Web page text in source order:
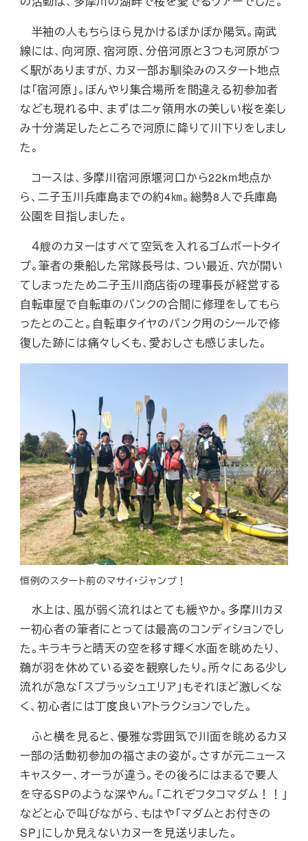
半袖の人もちらほら見かけるぽかぽか陽気。南武
線には、向河原、宿河原、分倍河原と３つも河原がつ
く駅がありますが、カヌー部お馴染みのスタート地点
は「宿河原」。ぼんやり集合場所を間違える初参加者
なども現れる中、まずは二ヶ領用水の美しい桜を楽し
み十分満足したところで河原に降りて川下りをしまし
た。
コースは、多摩川宿河原堰河口から22km地点か
ら、二子玉川兵庫島までの約4㎞。総勢8人で兵庫島
公園を目指しました。
４艘のカヌーはすべて空気を入れるゴムボートタイ
プ。筆者の乗船した常隊長号は、つい最近、穴が開い
てしまったため二子玉川商店街の理事長が経営する
自転車屋で自転車のパンクの合間に修理をしてもら
ったとのこと。自転車タイヤのパンク用のシールで修
復した跡には痛々しくも、愛おしさも感じました。
恒例のスタート前のマサイ・ジャンプ！
水上は、風が弱く流れはとても緩やか。多摩川カヌ
ー初心者の筆者にとっては最高のコンディションでし
た。キラキラと晴天の空を移す輝く水面を眺めたり、
鵜が羽を休めている姿を観察したり。所々にある少し
流れが急な「スプラッシュエリア」もそれほど激しくな
く、初心者には丁度良いアトラクションでした。
ふと横を見ると、優雅な雰囲気で川面を眺めるカヌ
ー部の活動初参加の福さまの姿が。さすが元ニュース
キャスター、オーラが違う。その後ろにはまるで要人
を守るSPのような深やん。「これぞフタコマダム！！」
などと心で叫びながら、もはや「マダムとお付きの
SP」にしか見えないカヌーを見送りました。